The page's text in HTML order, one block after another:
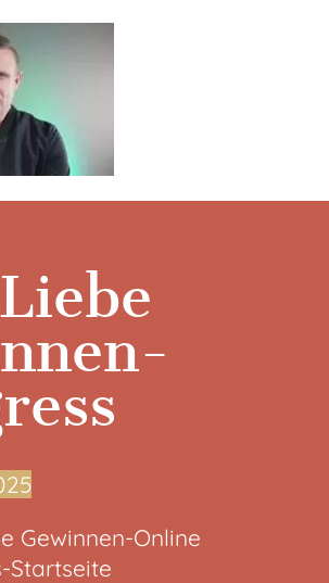
Gewinnen-Online
Startseite